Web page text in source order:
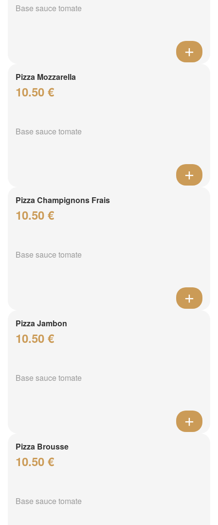
Base sauce tomate
Pizza Mozzarella
10.50 €
Base sauce tomate
Pizza Champignons Frais
10.50 €
Base sauce tomate
Pizza Jambon
10.50 €
Base sauce tomate
Pizza Brousse
10.50 €
Base sauce tomate